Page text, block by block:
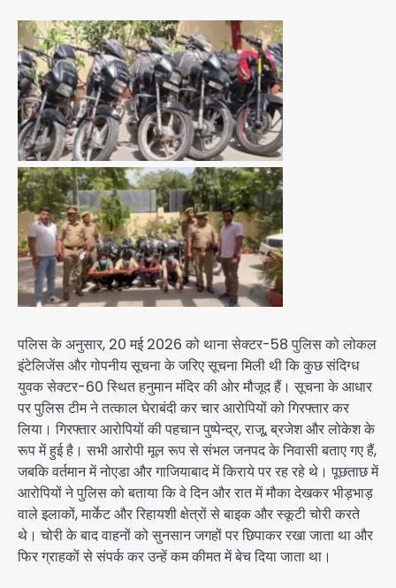
पलिस के अनुसार, 20 मई 2026 को थाना सेक्टर-58 पुलिस को लोकल
इंटेलिजेंस और गोपनीय सूचना के जरिए सूचना मिली थी कि कुछ संदिग्ध
युवक सेक्टर-60 स्थित हनुमान मंदिर की ओर मौजूद हैं। सूचना के आधार
पर पुलिस टीम ने तत्काल घेराबंदी कर चार आरोपियों को गिरफ्तार कर
लिया। गिरफ्तार आरोपियों की पहचान पुष्पेन्द्र, राजू, ब्रजेश और लोकेश के
रूप में हुई है। सभी आरोपी मूल रूप से संभल जनपद के निवासी बताए गए हैं,
जबकि वर्तमान में नोएडा और गाजियाबाद में किराये पर रह रहे थे। पूछताछ में
आरोपियों ने पुलिस को बताया कि वे दिन और रात में मौका देखकर भीड़भाड़
वाले इलाकों, मार्केट और रिहायशी क्षेत्रों से बाइक और स्कूटी चोरी करते
थे। चोरी के बाद वाहनों को सुनसान जगहों पर छिपाकर रखा जाता था और
फिर ग्राहकों से संपर्क कर उन्हें कम कीमत में बेच दिया जाता था।